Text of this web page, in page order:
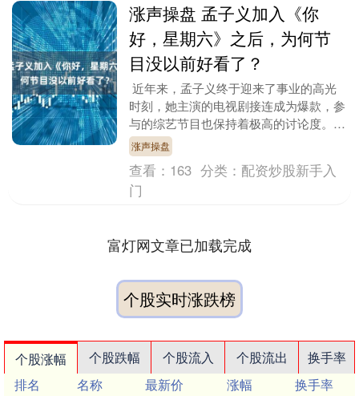
涨声操盘 孟子义加入《你
好，星期六》之后，为何节
目没以前好看了？
近年来，孟子义终于迎来了事业的高光
时刻，她主演的电视剧接连成为爆款，参
与的综艺节目也保持着极高的讨论度。在
《五十公里桃花坞5》收官后，许多观众
原本担心会长时间....
涨声操盘
查看： 163 分类： 配资炒股新手入
门
富灯网文章已加载完成
个股实时涨跌榜
个股涨幅 个股跌幅 个股流入 个股流出
换手率
排名
名称 最新价 涨幅
换手率